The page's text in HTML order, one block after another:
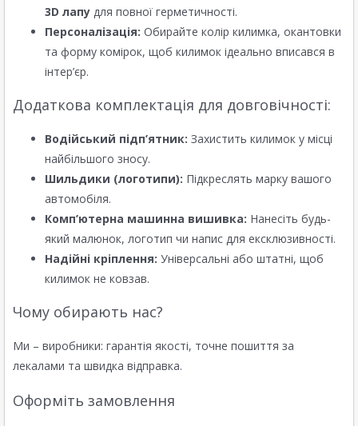
3D лапу для повної герметичності.
Персоналізація: Обирайте колір килимка, окантовки
та форму комірок, щоб килимок ідеально вписався в
інтер’єр.
Додаткова комплектація для довговічності:
Водійський підп’ятник: Захистить килимок у місці
найбільшого зносу.
Шильдики (логотипи): Підкреслять марку вашого
автомобіля.
Комп’ютерна машинна вишивка: Нанесіть будь-
який малюнок, логотип чи напис для ексклюзивності.
Надійні кріплення: Універсальні або штатні, щоб
килимок не ковзав.
Чому обирають нас?
Ми – виробники: гарантія якості, точне пошиття за
лекалами та швидка відправка.
Оформіть замовлення